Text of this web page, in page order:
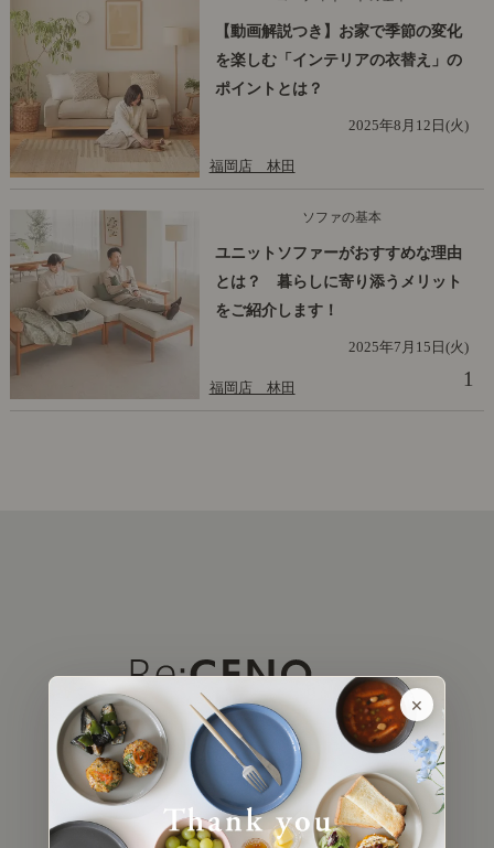
【動画解説つき】お家で季節の変化
を楽しむ「インテリアの衣替え」の
ポイントとは？
2025年8月12日(火)
福岡店 林田
ソファの基本
ユニットソファーがおすすめな理由
とは？ 暮らしに寄り添うメリット
をご紹介します！
2025年7月15日(火)
福岡店 林田 1
×